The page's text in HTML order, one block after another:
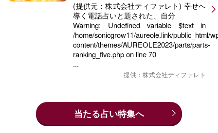
(提供元：株式会社ティファレト) 幸せへ
導く電話占いと題された、自分
Warning: Undefined variable $text in
/home/sonicgrow11/aureole.link/public_html/
content/themes/AUREOLE2023/parts/parts-
ranking_five.phpon line70
...
提供：株式会社ティファレト
当たる占い特集へ